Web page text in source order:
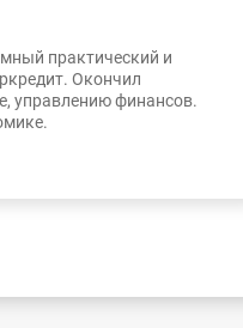
практический и
Окончил
управлению финансов.